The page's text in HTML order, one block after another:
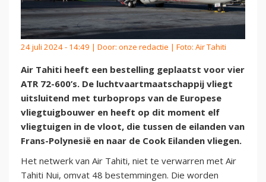
24 juli 2024 - 14:49 | Door: onze redactie | Foto: Air Tahiti
Air Tahiti heeft een bestelling geplaatst voor vier
ATR 72-600’s. De luchtvaartmaatschappij vliegt
uitsluitend met turboprops van de Europese
vliegtuigbouwer en heeft op dit moment elf
vliegtuigen in de vloot, die tussen de eilanden van
Frans-Polynesië en naar de Cook Eilanden vliegen.
Het netwerk van Air Tahiti, niet te verwarren met Air
Tahiti Nui, omvat 48 bestemmingen. Die worden